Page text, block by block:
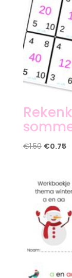
€1.50
€1.50.
€0.75